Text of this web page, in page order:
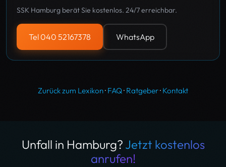
SSK Hamburg berät Sie kostenlos. 24/7 erreichbar.
Tel 040 52167378 WhatsApp
Zurück zum Lexikon· FAQ· Ratgeber· Kontakt
Unfall in Hamburg? Jetzt kostenlos
anrufen!